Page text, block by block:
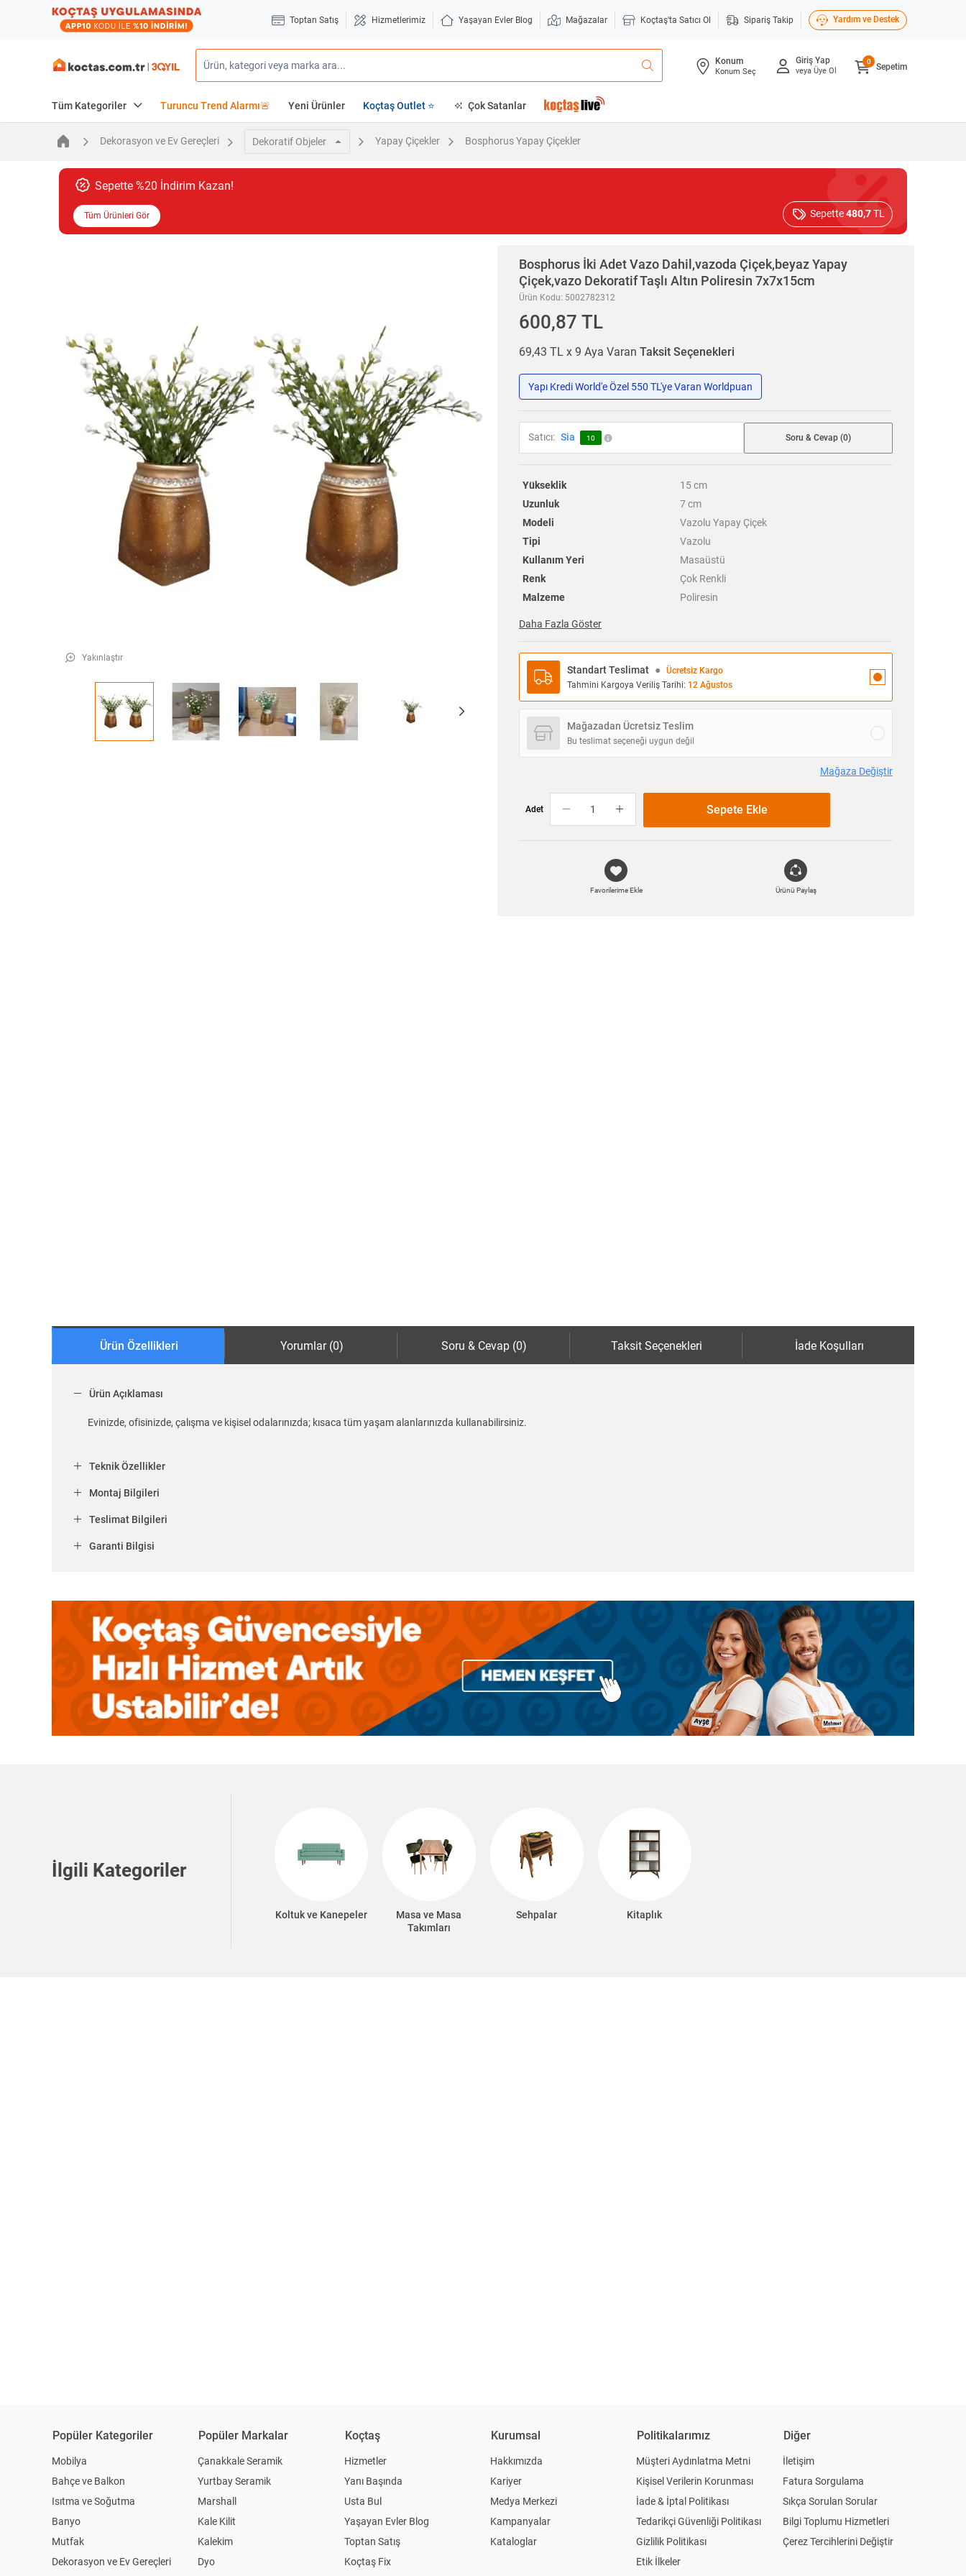
Toptan Satış Hizmetlerimiz Yaşayan Evler Blog Mağazalar Koçtaş'ta Satıcı Ol Sipariş Takip Yardım ve Destek
Konum
Konum Seç
Giriş Yap
veya Üye Ol Sepetim
0
Tüm Kategoriler Turuncu Trend Alarmı🚨 Yeni Ürünler Koçtaş Outlet ⭐ Çok Satanlar
Dekorasyon ve Ev Gereçleri Dekoratif Objeler Yapay Çiçekler Bosphorus Yapay Çiçekler
Sepette %20 İndirim Kazan!
Tüm Ürünleri Gör Sepette480,7TL
Yakınlaştır
Bosphorus İki Adet Vazo Dahil,vazoda Çiçek,beyaz Yapay
Çiçek,vazo Dekoratif Taşlı Altın Poliresin 7x7x15cm
Ürün Kodu: 5002782312
600,87 TL
69,43 TL x 9 Aya Varan Taksit Seçenekleri
Yapı Kredi World'e Özel 550 TL'ye Varan Worldpuan
Satıcı: Sia 10 Soru & Cevap (0)
Yükseklik 15 cm
Uzunluk
7 cm
Modeli
Vazolu Yapay Çiçek
Tipi
Vazolu
Kullanım Yeri
Masaüstü
Renk
Çok Renkli
Malzeme
Poliresin
Daha Fazla Göster
Standart Teslimat ●
Ücretsiz Kargo
Tahmini Kargoya Veriliş Tarihi: 12 Ağustos
Mağazadan Ücretsiz Teslim
Bu teslimat seçeneği uygun değil
Mağaza Değiştir
Adet Sepete Ekle
Favorilerime Ekle Ürünü Paylaş
Ürün Özellikleri Yorumlar (0) Soru & Cevap (0) Taksit Seçenekleri İade Koşulları
Ürün Açıklaması
Evinizde, ofisinizde, çalışma ve kişisel odalarınızda; kısaca tüm yaşam alanlarınızda kullanabilirsiniz.
Teknik Özellikler
Montaj Bilgileri
Teslimat Bilgileri
Garanti Bilgisi
İlgili Kategoriler
Koltuk ve Kanepeler
Masa ve Masa
Takımları
Sehpalar Kitaplık
Popüler Kategoriler
Mobilya
Bahçe ve Balkon
Isıtma ve Soğutma
Banyo
Mutfak
Dekorasyon ve Ev Gereçleri
Popüler Markalar
Çanakkale Seramik
Yurtbay Seramik
Marshall
Kale Kilit
Kalekim
Dyo
Koçtaş
Hizmetler
Yanı Başında
Usta Bul
Yaşayan Evler Blog
Toptan Satış
Koçtaş Fix
Kurumsal
Hakkımızda
Kariyer
Medya Merkezi
Kampanyalar
Kataloglar
Politikalarımız
Müşteri Aydınlatma Metni
Kişisel Verilerin Korunması
İade & İptal Politikası
Tedarikçi Güvenliği Politikası
Gizlilik Politikası
Etik İlkeler
Diğer
İletişim
Fatura Sorgulama
Sıkça Sorulan Sorular
Bilgi Toplumu Hizmetleri
Çerez Tercihlerini Değiştir